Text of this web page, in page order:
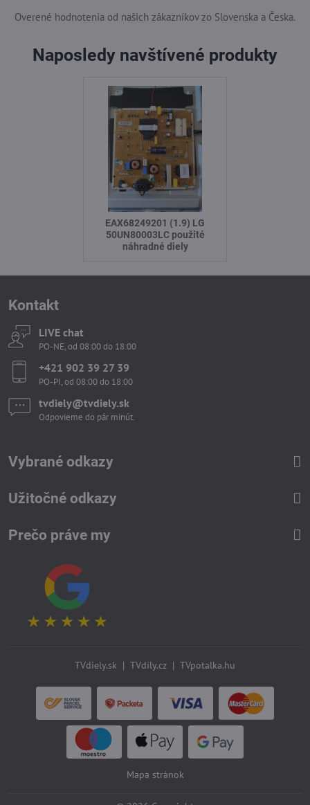
Overené hodnotenia od našich zákazníkov zo Slovenska a Česka.
Naposledy navštívené produkty
EAX68249201 (1.9) LG
50UN80003LC použité
náhradné diely
Kontakt
LIVE chat
PO-NE, od 08:00 do 18:00
+421 902 39 27 39
PO-PI, od 08:00 do 18:00
tvdiely​​@tvdiely​​.sk
Odpovieme do pár minút.
Vybrané odkazy
Užitočné odkazy
Prečo práve my
TVdiely.sk | TVdíly.cz | TVpotalka.hu
Mapa stránok